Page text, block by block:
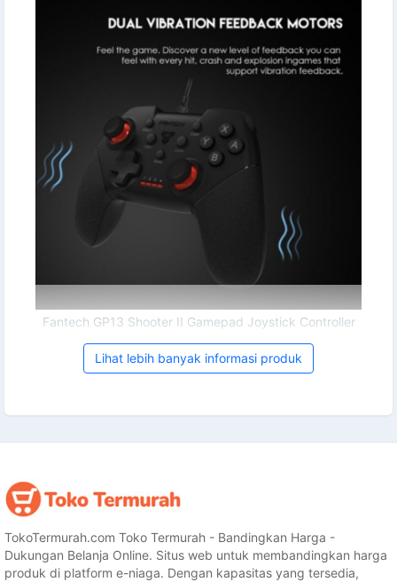
Fantech GP13 Shooter II Gamepad Joystick Controller
Lihat lebih banyak informasi produk
TokoTermurah.com Toko Termurah - Bandingkan Harga -
Dukungan Belanja Online. Situs web untuk membandingkan harga
produk di platform e-niaga. Dengan kapasitas yang tersedia,